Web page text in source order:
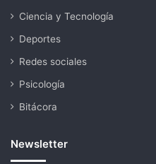
Ciencia y Tecnología
Deportes
Redes sociales
Psicología
Bitácora
Newsletter